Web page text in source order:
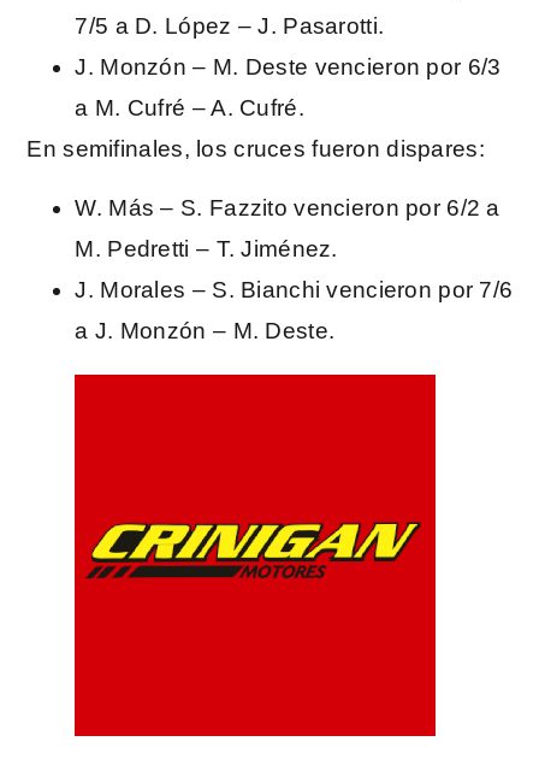
7/5 a D. López – J. Pasarotti.
J. Monzón – M. Deste vencieron por 6/3
a M. Cufré – A. Cufré.
En semifinales, los cruces fueron dispares:
W. Más – S. Fazzito vencieron por 6/2 a
M. Pedretti – T. Jiménez.
J. Morales – S. Bianchi vencieron por 7/6
a J. Monzón – M. Deste.